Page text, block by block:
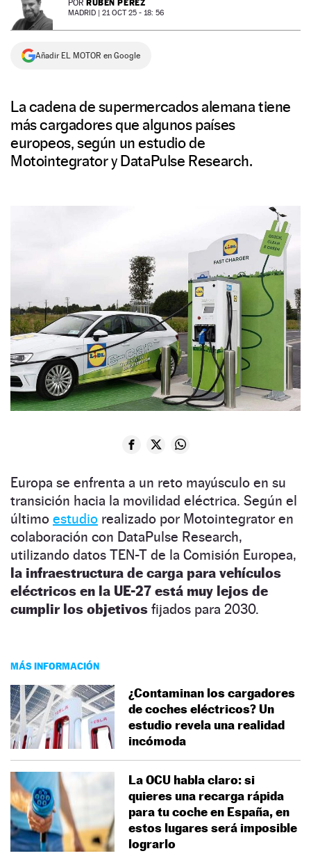
NEWSLETTER
SÍGUENOS
POR RUBÉN PÉREZ
MADRID | 21 OCT 25 - 18: 56
Añadir EL MOTOR en Google
La cadena de supermercados alemana tiene
más cargadores que algunos países
europeos, según un estudio de
Motointegrator y DataPulse Research.
Europa se enfrenta a un reto mayúsculo en su
transición hacia la movilidad eléctrica. Según el
último estudio realizado por Motointegrator en
colaboración con DataPulse Research,
utilizando datos TEN-T de la Comisión Europea,
la infraestructura de carga para vehículos
eléctricos en la UE-27 está muy lejos de
cumplir los objetivos fijados para 2030.
MÁS INFORMACIÓN
¿Contaminan los cargadores
de coches eléctricos? Un
estudio revela una realidad
incómoda
La OCU habla claro: si
quieres una recarga rápida
para tu coche en España, en
estos lugares será imposible
lograrlo